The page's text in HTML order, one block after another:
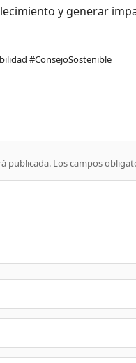
y generar
#ConsejoSostenible
publicada. Los campos